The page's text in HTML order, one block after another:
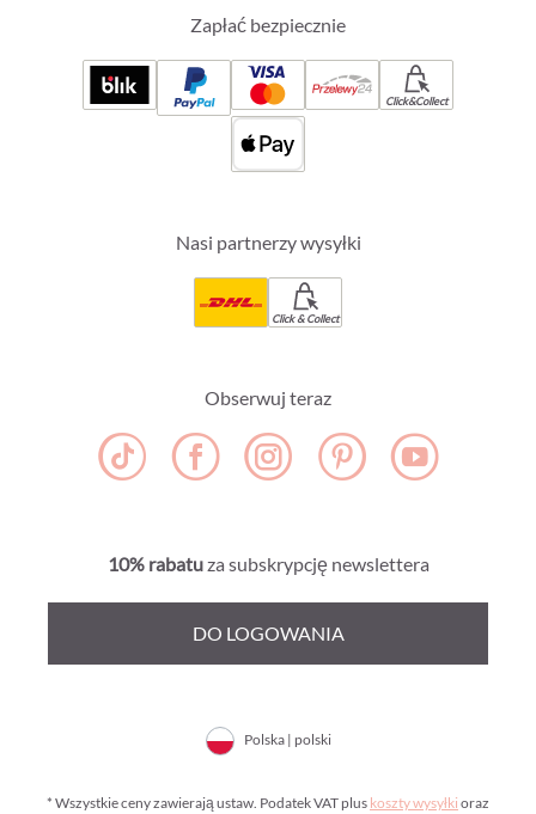
Zapłać bezpiecznie
Click&Collect
Nasi partnerzy wysyłki
Click & Collect
Obserwuj teraz
10% rabatuza subskrypcję newslettera
DO LOGOWANIA
Polska | polski
* Wszystkie ceny zawierają ustaw. Podatek VAT plus koszty wysyłki oraz